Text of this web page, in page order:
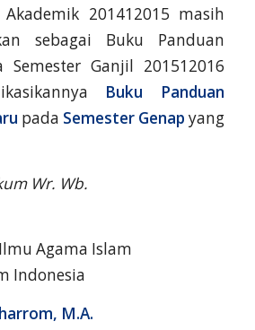
201412015 masih
sebagai Buku Panduan
Semester Ganjil 201512016
Buku Panduan
pada Semester Genap yang
Wr. Wb.
Agama Islam
Indonesia
M.A.